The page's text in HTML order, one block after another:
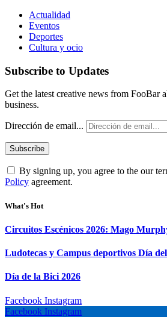
Actualidad
Eventos
Deportes
Cultura y ocio
Subscribe to Updates
Get the latest creative news from FooBar
business.
Dirección de email...
By signing up, you agree to the our
Policy agreement.
What's Hot
Circuitos Escénicos 2026: Mago
Ludotecas y Campus deportivos Día
Día de la Bici 2026
Facebook Instagram
Facebook Instagram